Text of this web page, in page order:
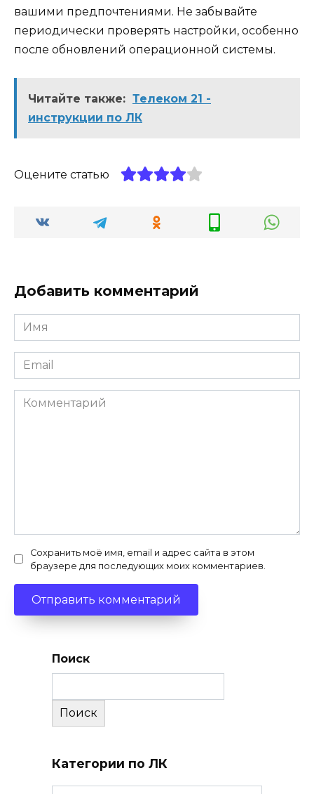
вашими предпочтениями. Не забывайте
периодически проверять настройки, особенно
после обновлений операционной системы.
Читайте также: Телеком 21 -
инструкции по ЛК
Оцените статью
Добавить комментарий
Имя
*
Email
*
Комментарий
Сохранить моё имя, email и адрес сайта в этом
браузере для последующих моих комментариев.
Поиск
Поиск
Категории по ЛК